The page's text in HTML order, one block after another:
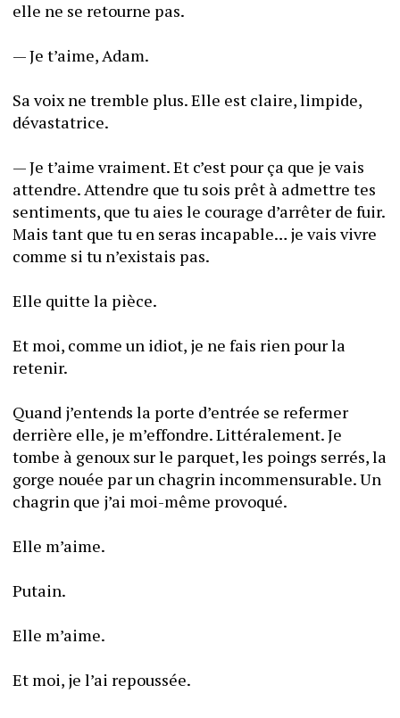
— Je t’aime, Adam.
Sa voix ne tremble plus. Elle est claire, limpide,
dévastatrice.
— Je t’aime vraiment. Et c’est pour ça que je vais
attendre. Attendre que tu sois prêt à admettre tes
sentiments, que tu aies le courage d’arrêter de fuir.
Mais tant que tu en seras incapable… je vais vivre
comme si tu n’existais pas.
Et moi, comme un idiot, je ne fais rien pour la
retenir.
Quand j’entends la porte d’entrée se refermer
derrière elle, je m’effondre. Littéralement. Je
tombe à genoux sur le parquet, les poings serrés, la
gorge nouée par un chagrin incommensurable. Un
chagrin que j’ai moi-même provoqué.
Elle m’aime.
Putain.
Elle m’aime.
Et moi, je l’ai repoussée.